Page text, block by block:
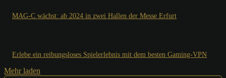
MAG-C wächst: ab 2024 in zwei Hallen der Messe Erfurt
Erlebe ein reibungsloses Spielerlebnis mit dem besten Gaming-VPN
Mehr laden